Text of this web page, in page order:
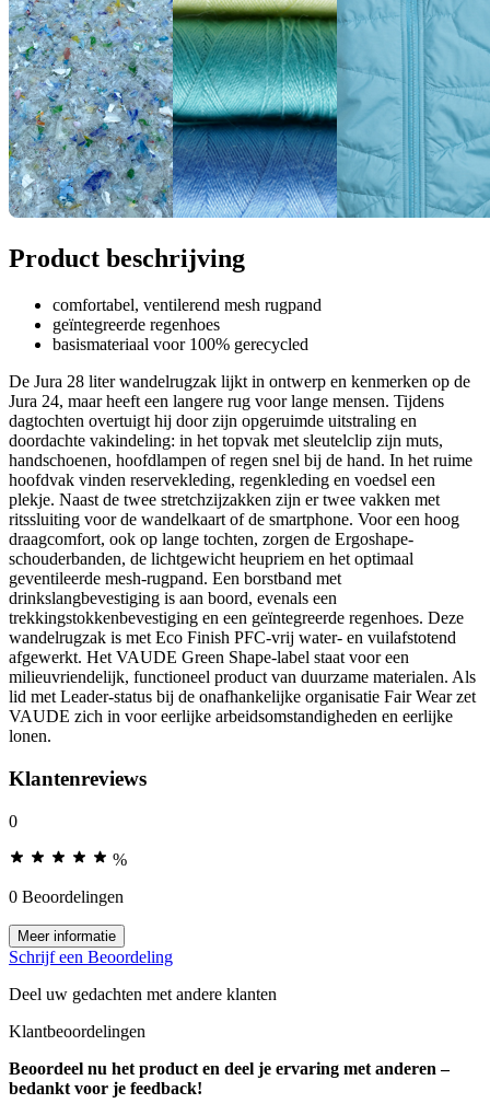
Product beschrijving
comfortabel, ventilerend mesh rugpand
geïntegreerde regenhoes
basismateriaal voor 100% gerecycled
De Jura 28 liter wandelrugzak lijkt in ontwerp en kenmerken op de
Jura 24, maar heeft een langere rug voor lange mensen. Tijdens
dagtochten overtuigt hij door zijn opgeruimde uitstraling en
doordachte vakindeling: in het topvak met sleutelclip zijn muts,
handschoenen, hoofdlampen of regen snel bij de hand. In het ruime
hoofdvak vinden reservekleding, regenkleding en voedsel een
plekje. Naast de twee stretchzijzakken zijn er twee vakken met
ritssluiting voor de wandelkaart of de smartphone. Voor een hoog
draagcomfort, ook op lange tochten, zorgen de Ergoshape-
schouderbanden, de lichtgewicht heupriem en het optimaal
geventileerde mesh-rugpand. Een borstband met
drinkslangbevestiging is aan boord, evenals een
trekkingstokkenbevestiging en een geïntegreerde regenhoes. Deze
wandelrugzak is met Eco Finish PFC-vrij water- en vuilafstotend
afgewerkt. Het VAUDE Green Shape-label staat voor een
milieuvriendelijk, functioneel product van duurzame materialen. Als
lid met Leader-status bij de onafhankelijke organisatie Fair Wear zet
VAUDE zich in voor eerlijke arbeidsomstandigheden en eerlijke
lonen.
Klantenreviews
0
%
0 Beoordelingen
Meer informatie
Schrijf een Beoordeling
Deel uw gedachten met andere klanten
Klantbeoordelingen
Beoordeel nu het product en deel je ervaring met anderen –
bedankt voor je feedback!